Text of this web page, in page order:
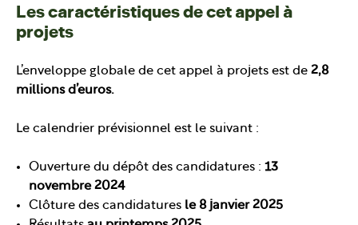
Les caractéristiques de cet appel à
projets
L’enveloppe globale de cet appel à projets est de 2,8
millions d’euros.
Le calendrier prévisionnel est le suivant :
Ouverture du dépôt des candidatures : 13
novembre 2024
Clôture des candidatures le 8 janvier 2025